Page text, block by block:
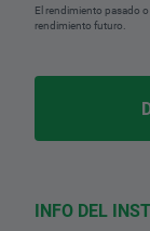
El rendimiento pasado
rendimiento futuro.
INFO DEL